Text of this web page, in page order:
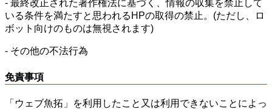
- 最終改正された著作権法に基づく、情報の収集を禁止して
いる条件を満たすと思われるHPの取得の禁止。(ただし、ロ
ボット向けのものは無視されます)
- その他の不法行為
免責事項
「ウェブ魚拓」を利用したこと又は利用できないことによっ